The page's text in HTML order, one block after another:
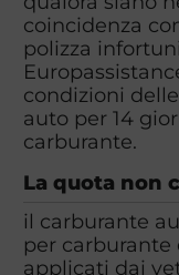
coincidenza
polizza
condizioni
auto per 14
carburante.
La quota non
il carburante
per carburante
applicati dai